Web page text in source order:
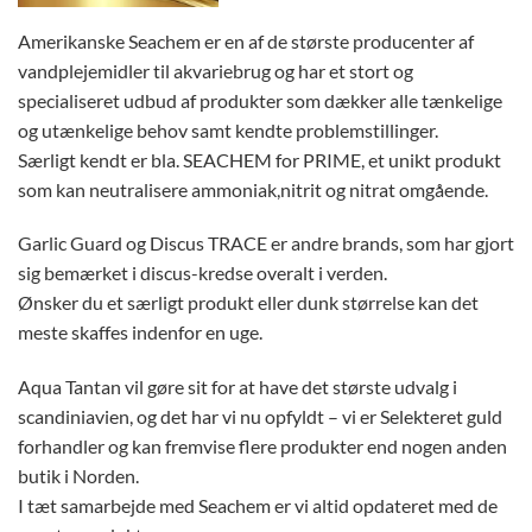
Amerikanske Seachem er en af de største producenter af
vandplejemidler til akvariebrug og har et stort og
specialiseret udbud af produkter som dækker alle tænkelige
og utænkelige behov samt kendte problemstillinger.
Særligt kendt er bla. SEACHEM for PRIME, et unikt produkt
som kan neutralisere ammoniak,nitrit og nitrat omgående.
Garlic Guard og Discus TRACE er andre brands, som har gjort
sig bemærket i discus-kredse overalt i verden.
Ønsker du et særligt produkt eller dunk størrelse kan det
meste skaffes indenfor en uge.
Aqua Tantan vil gøre sit for at have det største udvalg i
scandiniavien, og det har vi nu opfyldt – vi er Selekteret guld
forhandler og kan fremvise flere produkter end nogen anden
butik i Norden.
I tæt samarbejde med Seachem er vi altid opdateret med de